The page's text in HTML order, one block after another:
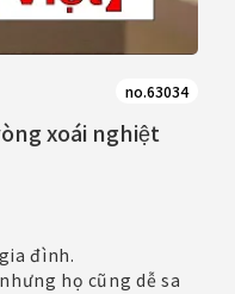
no.63034
xoái nghiệt
đình.
họ cũng dễ sa